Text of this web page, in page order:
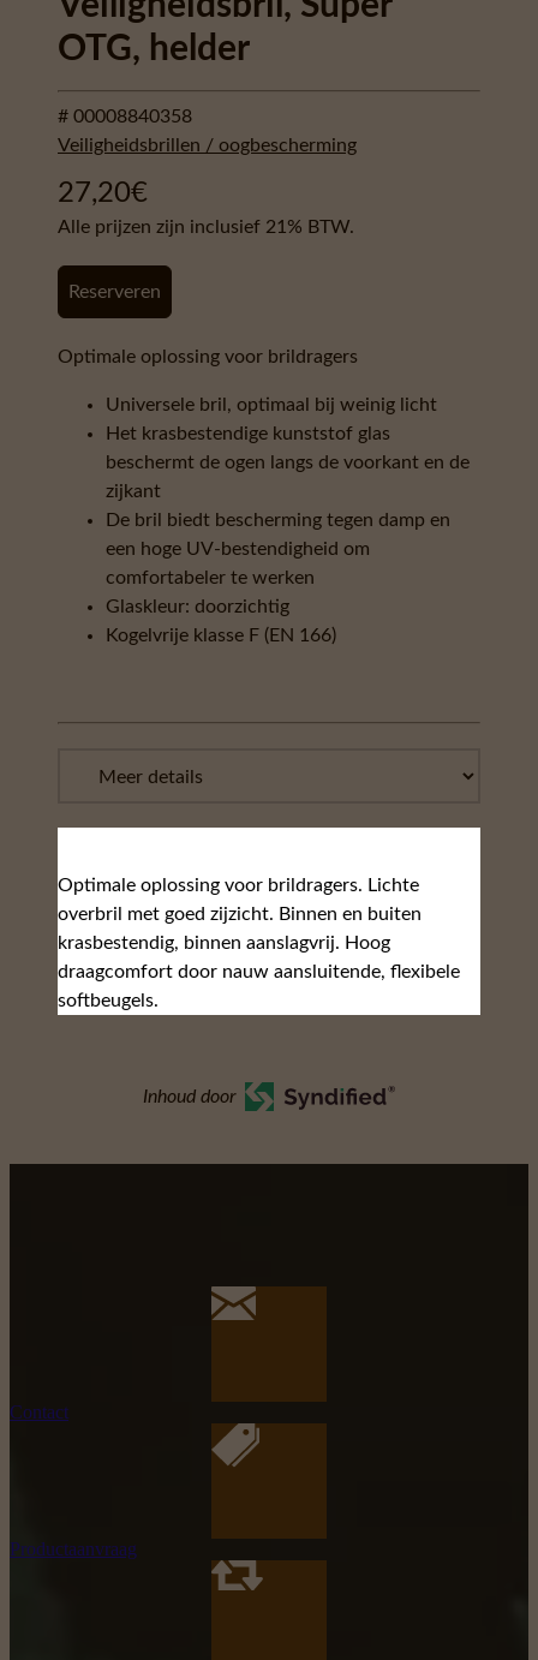
OTG, helder
# 00008840358
Veiligheidsbrillen / oogbescherming
27,20€
Alle prijzen zijn inclusief 21% BTW.
Reserveren
Optimale oplossing voor brildragers
Universele bril, optimaal bij weinig licht
Het krasbestendige kunststof glas
beschermt de ogen langs de voorkant en de
zijkant
De bril biedt bescherming tegen damp en
een hoge UV-bestendigheid om
comfortabeler te werken
Glaskleur: doorzichtig
Kogelvrije klasse F (EN 166)
Optimale oplossing voor brildragers. Lichte
overbril met goed zijzicht. Binnen en buiten
krasbestendig, binnen aanslagvrij. Hoog
draagcomfort door nauw aansluitende, flexibele
softbeugels.
Inhoud door
Contact
Productaanvraag